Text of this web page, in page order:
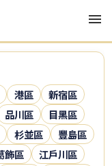
港區
新宿區
品川區
目黑區
杉並區
豐島區
飾區
江戶川區